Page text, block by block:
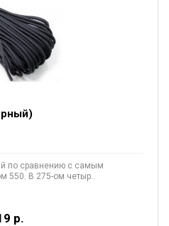
по сравнению с самым
550. В 275-ом четыр..
р.